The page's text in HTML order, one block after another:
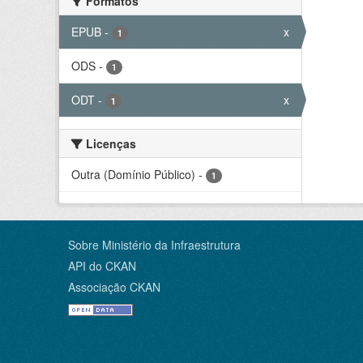
EPUB - 1 x
ODS - 1
ODT - 1 x
Licenças
Outra (Domínio Público) - 1
Sobre Ministério da Infraestrutura
API do CKAN
Associação CKAN